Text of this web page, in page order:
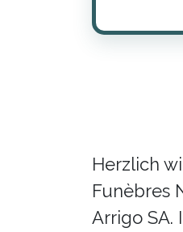
Herzlich
Funèbres
Arrigo SA.